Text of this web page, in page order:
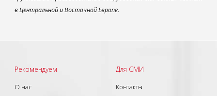
в Центральной и Восточной Европе.
Рекомендуем
О нас
Для СМИ
Контакты